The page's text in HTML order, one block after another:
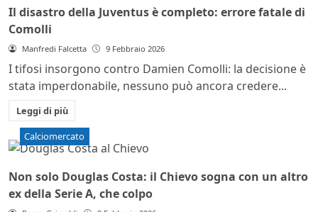
Il disastro della Juventus è completo: errore fatale di
Comolli
Manfredi Falcetta 9 Febbraio 2026
I tifosi insorgono contro Damien Comolli: la decisione è
stata imperdonabile, nessuno può ancora credere...
Leggi di più
Calciomercato
Non solo Douglas Costa: il Chievo sogna con un altro
ex della Serie A, che colpo